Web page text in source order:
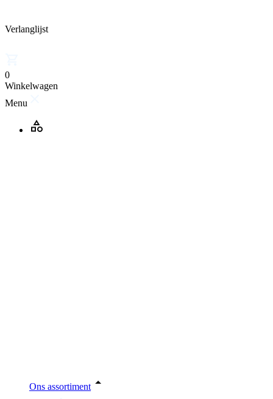
Verlanglijst
0
Winkelwagen
Menu
Ons assortiment